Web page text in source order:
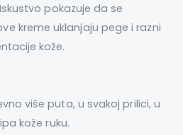
pokazuje da se
kreme uklanjaju pege i razni
kože.
više puta, u svakoj prilici, u
kože ruku.